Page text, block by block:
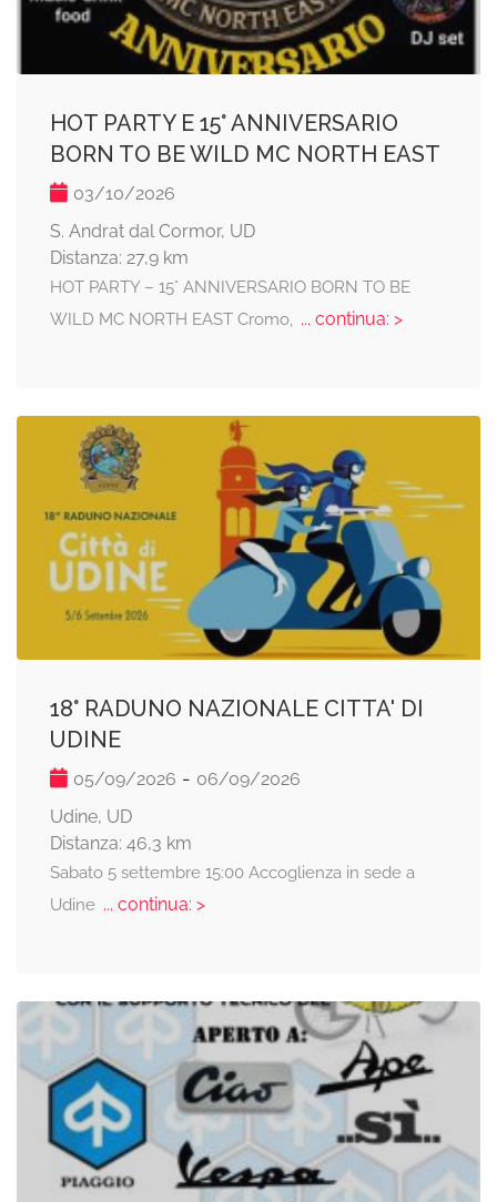
HOT PARTY E 15° ANNIVERSARIO
BORN TO BE WILD MC NORTH EAST
03/10/2026
S. Andrat dal Cormor, UD
Distanza: 27,9 km
HOT PARTY – 15° ANNIVERSARIO BORN TO BE
WILD MC NORTH EAST Cromo, ... continua: >
18° RADUNO NAZIONALE CITTA' DI
UDINE
05/09/2026 - 06/09/2026
Udine, UD
Distanza: 46,3 km
Sabato 5 settembre 15:00 Accoglienza in sede a
Udine... continua: >